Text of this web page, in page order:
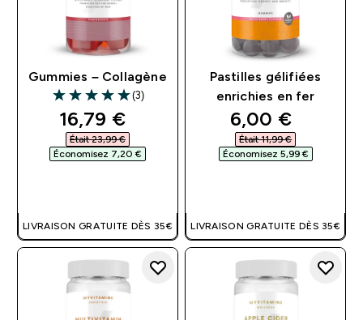
Gummies – Collagène
5 out of 5 stars
(3)
discounted price
16,79 €‎
Était 23,99 €‎
Économisez 7,20 €‎
LIVRAISON GRATUITE DÈS 35€
Pastilles gélifiées
enrichies en fer
discounted
6,00 €‎
Était 11,99 €‎
Économisez 5,99 €‎
LIVRAISON GRATUITE DÈS 35€